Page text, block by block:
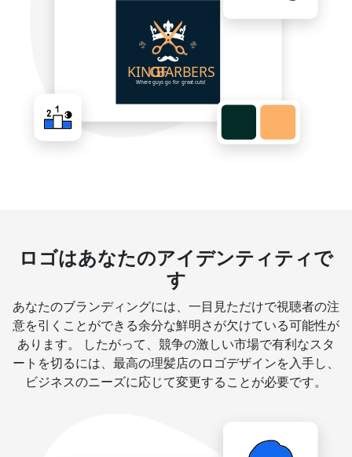
ロゴはあなたのアイデンティティで
す
あなたのブランディングには、一目見ただけで視聴者の注
意を引くことができる余分な鮮明さが欠けている可能性が
あります。 したがって、競争の激しい市場で有利なスタ
ートを切るには、最高の理髪店のロゴデザインを入手し、
ビジネスのニーズに応じて変更することが必要です。